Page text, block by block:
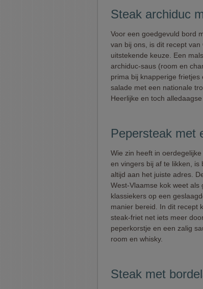
Steak archiduc
Voor een goedgevuld bord
van bij ons, is dit recept van
uitstekende keuze. Een
archiduc-saus (room en
prima bij knapperige frietjes
salade met een nationale
Heerlijke en toch
Pepersteak met
Wie zin heeft in
en vingers bij af te likken, is
altijd aan het juiste adres.
West-Vlaamse kok weet als
klassiekers op een
manier bereid. In dit recept
steak-friet net iets meer
peperkorstje en een zalig
room en whisky.
Steak met